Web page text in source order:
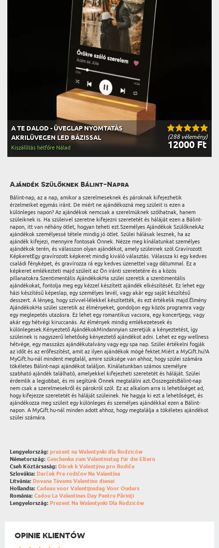
(288 vélemény)
A TE DALOD - ÜVEGLAP NYOMTATÁS
AKRILÜVEGEN LED BÁZISSAL
12000 Ft
Kiszállítás hétfőre Nálad
Ajándék Szülőknek Bálint-Napra
Bálint-nap, az a nap, amikor a szerelmeseknek és pároknak kifejezhetik
érzelmeiket egymás iránt. De miért ne ajándékozná meg szüleit is ezen a
különleges napon? Az ajándékok nemcsak a szerelmüknek szólhatnak, hanem
szüleiknek is. Ha szüleivel szeretne kifejezni szeretetét és háláját ezen a Bálint-
napon, itt van néhány ötlet, hogyan teheti ezt.Személyes Ajándékok SzülőknekAz
ajándékok személyessé tétele mindig jó ötlet. Szülei hálásak lesznek, ha az
ajándék kifejezi, mennyire fontosak Önnek. Nézze meg kínálatunkat személyes
ajándékok terén, és válasszon olyan ajándékot, amely szüleinek szól.Gravírozott
KépkeretEgy gravírozott képkeret mindig kiváló választás. Válassza ki egy kedves
családi fényképet, és gravírozza rá egy kedves üzenettel vagy dátummal. Ez a
képkeret emlékezteti majd szüleit az Ön iránti szeretetére és a közös
pillanatokra.Szentimentális AjándékokHa szülei szeretik a szentimentális
ajándékokat, fontolja meg egy kézzel készített ajándék elkészítését. Ez lehet egy
házi készítésű képeslap, egy személyes levél, vagy akár egy saját készítésű
desszert. A lényeg, hogy szívvel-lélekkel készítették, és ezt értékelik majd.Élmény
AjándékokHa szülei szeretik az élményeket, gondoljon egy közös programra vagy
egy meglepetés utazásra. Ez lehet egy romantikus vacsora, egy koncertjegy, vagy
akár egy hétvégi kiruccanás. Az élmények mindig emlékezetesek és
különlegesek.Kényeztető AjándékokMindannyian szeretjük a kényeztetést, így
szüleinek is nagyszerű lehetőség kényeztető ajándékot adni. Lehet ez egy wellness
hétvége, egy masszázs ajándékutalvány vagy egy spa nap. Szülei értékelni fogják
az időt és az erőfeszítést, amit az ilyen ajándékok mögé fektet.Miért a MyGift.hu?A
MyGift.hu-nál mindent megtalál, amire szüksége van ahhoz, hogy szülei számára
tökéletes Bálint-napi ajándékot találjon. Kínálatunkban számos személyre
szabható ajándék található, amelyekkel kifejezheti szeretetét és háláját. Szülei
érdemlik a legjobbat, és mi segítünk Önnek megtalálni azt.ÖsszegzésBálint-nap
nem csak a szerelmesekről és párokról szól. Ez az alkalom arra is lehetőséget ad,
hogy kifejezze szeretetét és háláját szüleinek. Ne hagyja ki ezt a lehetőséget, és
ajándékozza meg szüleit egy különleges és személyes ajándékkal ezen a Bálint-
napon. A MyGift.hu-nál minden adott ahhoz, hogy megtalálja a tökéletes ajándékot
szülei számára.
Lengyelország: prezent na Walentynki dla Rodziców
Németország: Geschenke zum Valentinstag für die Eltern
Cseh Köztársaság: Dárek k Valentýnu pro Rodiče
Szlovákia: Darček Pre rodičov Na Valentína
Litvánia: Dovana Tėvams Valentino dienai
Hollandia: Cadeau voor Valentijnsdag Voor Ouders
Románia: Cadou La Valentines Day Pentru Părinți
Lengyelország: Prezent Na Walentynki Dla Rodziców
OPINIE KLIENTÓW